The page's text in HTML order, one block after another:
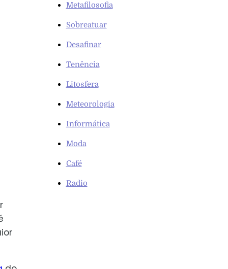
Metafilosofia
Sobreatuar
Desafinar
Tenência
Litosfera
Meteorologia
Informática
Moda
Café
Radio